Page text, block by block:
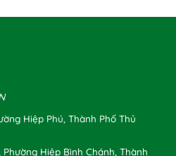
Hiệp Phú, Thành Phố Thủ
Hiệp Bình Chánh, Thành